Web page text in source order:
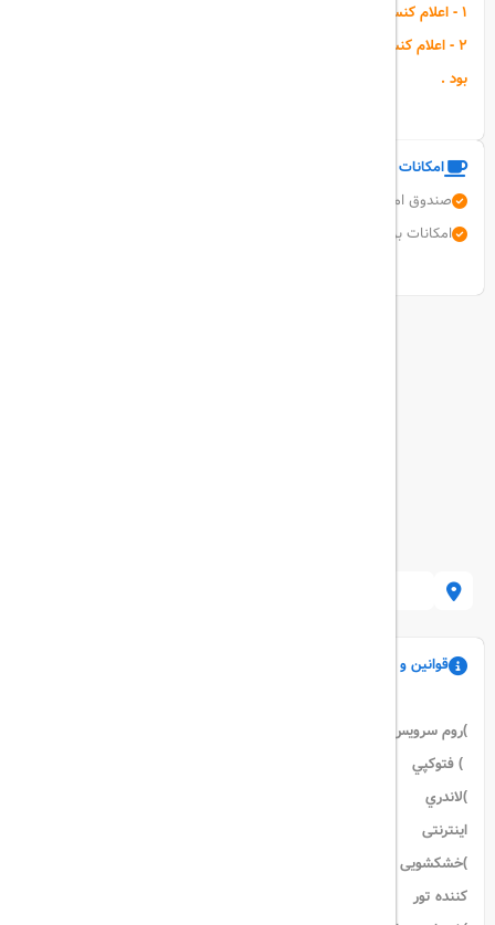
1 - اعلام کنسلی تا 24 ساعت قبل از تاریخ ورود شامل %30 خواهد بود .
بود .
امکانات و خدمات هتل
صندوق امانات
امکانات برای مهمانان معلول
قوانین و مقررات
)روم سرويس )دستگاه واکس کفش
) فتوكپي
)لاندري )صبحانه و نهار در اتاق )خدمات
اینترنتی
)خشکشویی ) فكس )هماهنگ
کننده تور